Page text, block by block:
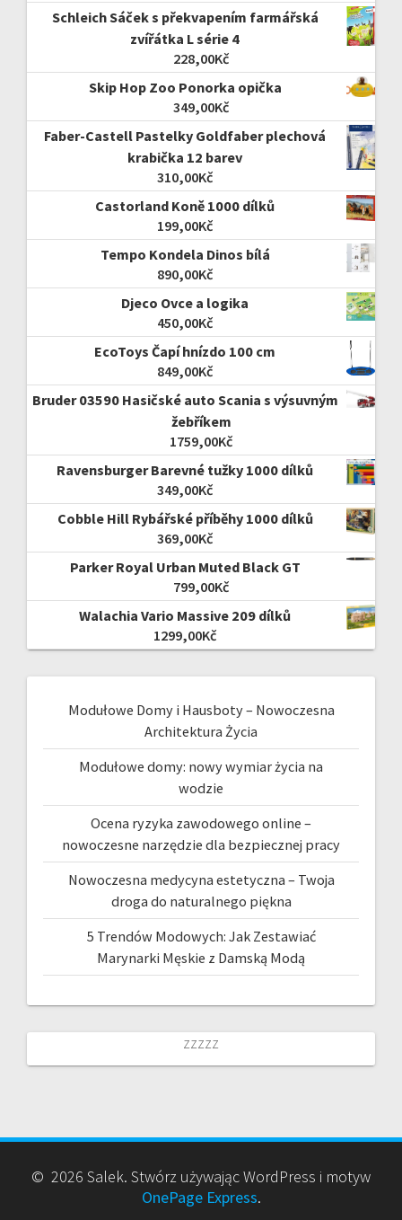
Schleich Sáček s překvapením farmářská
zvířátka L série 4
228,00Kč
Skip Hop Zoo Ponorka opička
349,00Kč
Faber-Castell Pastelky Goldfaber plechová
krabička 12 barev
310,00Kč
Castorland Koně 1000 dílků
199,00Kč
Tempo Kondela Dinos bílá
890,00Kč
Djeco Ovce a logika
450,00Kč
EcoToys Čapí hnízdo 100 cm
849,00Kč
Bruder 03590 Hasičské auto Scania s výsuvným
žebříkem
1759,00Kč
Ravensburger Barevné tužky 1000 dílků
349,00Kč
Cobble Hill Rybářské příběhy 1000 dílků
369,00Kč
Parker Royal Urban Muted Black GT
799,00Kč
Walachia Vario Massive 209 dílků
1299,00Kč
Modułowe Domy i Hausboty – Nowoczesna
Architektura Życia
Modułowe domy: nowy wymiar życia na
wodzie
Ocena ryzyka zawodowego online –
nowoczesne narzędzie dla bezpiecznej pracy
Nowoczesna medycyna estetyczna – Twoja
droga do naturalnego piękna
5 Trendów Modowych: Jak Zestawiać
Marynarki Męskie z Damską Modą
zzzzz
© 2026 Salek. Stwórz używając WordPress i motyw
OnePage Express.